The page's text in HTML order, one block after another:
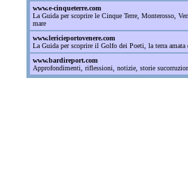
www.e-cinqueterre.com
La Guida per scoprire le Cinque Terre, Monterosso,
mare
www.lericieportovenere.com
La Guida per scoprire il Golfo dei Poeti, la terra
www.bardireport.com
Approfondimenti, riflessioni, notizie, storie